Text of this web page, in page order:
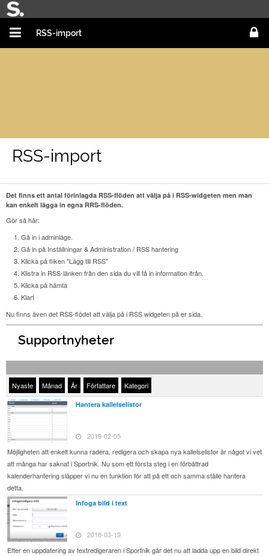
RSS-import
RSS-import
Det finns ett antal förinlagda RSS-flöden att välja på i RSS-widgeten men man
kan enkelt lägga in egna RRS-flöden.
Gör så här:
Gå in i adminläge.
Gå in på Inställningar & Administration / RSS hantering
Klicka på fliken "Lägg till RSS"
Klistra in RSS-länken från den sida du vill få in information ifrån.
Klicka på hämta
Klart
Nu finns även det RSS-flödet att välja på i RSS widgeten på er sida.
Supportnyheter
Nyaste Månad År Författare Kategori
Hantera kallelselistor
2019-02-05
Möjligheten att enkelt kunna radera, redigera och skapa nya kallelselistor är något vi vet
att många har saknat i Sportnik. Nu som ett första steg i en förbättrad
kalenderhantering släpper vi nu en funktion för att på ett och samma ställe hantera
detta.
Infoga bild i text
2018-03-19
Efter en uppdatering av textredigeraren i Sportnik går det nu att ladda upp en bild direkt